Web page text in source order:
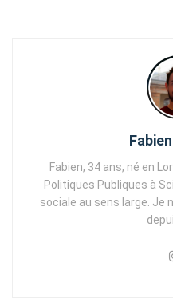
Fabien, 34 ans, né en
Politiques Publiques à
sociale au sens large. Je